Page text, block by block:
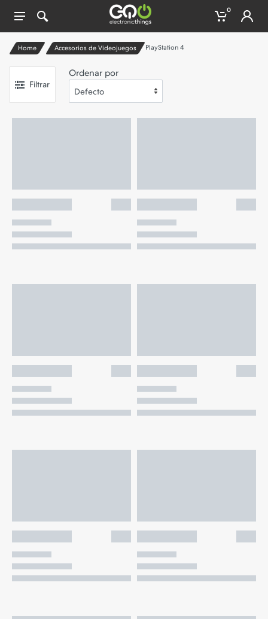
0
Home Accesorios de Videojuegos PlayStation 4
Filtrar
Ordenar por